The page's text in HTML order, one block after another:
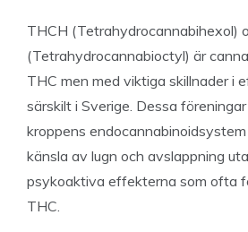
THCH (Tetrahydrocannabihexol)
(Tetrahydrocannabioctyl) är
THC men med viktiga skillnader i
särskilt i Sverige. Dessa
kroppens
känsla av lugn och avslappning
psykoaktiva effekterna som ofta
THC.